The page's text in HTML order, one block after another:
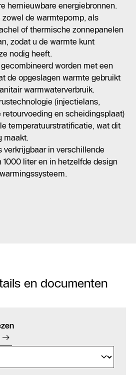
hernieuwbare energiebronnen.
de warmtepomp, als
of thermische zonnepanelen
zodat u de warmte kunt
nodig heeft.
worden met een
de opgeslagen warmte gebruikt
warmwaterverbruik.
(injectielans,
en scheidingsplaat)
temperatuurstratificatie, wat dit
maakt.
verkrijgbaar in verschillende
liter en in hetzelfde design
en documenten